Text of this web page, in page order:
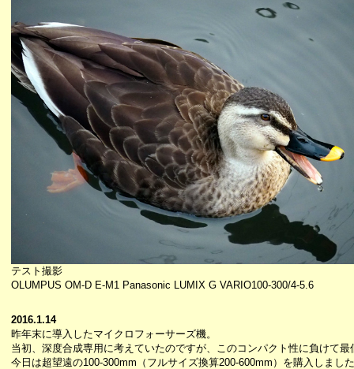
テスト撮影
OLUMPUS OM-D E-M1 Panasonic LUMIX G VARIO100-300/4-5.6
2016.1.14
昨年末に導入したマイクロフォーサーズ機。
当初、深度合成専用に考えていたのですが、このコンパクト性に負けて
今日は超望遠の100-300mm（フルサイズ換算200-600mm）を購入しまし